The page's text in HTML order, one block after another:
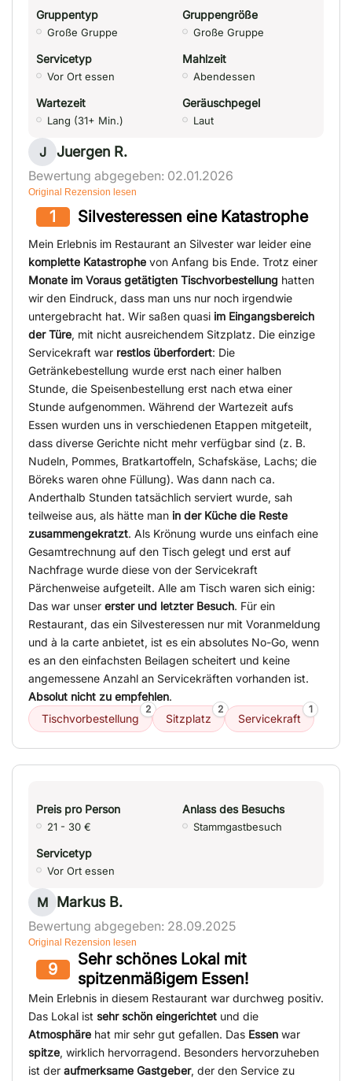
Gruppentyp
Große Gruppe
Gruppengröße
Große Gruppe
Servicetyp
Vor Ort essen
Mahlzeit
Abendessen
Wartezeit
Lang (31+ Min.)
Geräuschpegel
Laut
J Juergen R.
Bewertung abgegeben: 02.01.2026
Original Rezension lesen
1 Silvesteressen eine Katastrophe
Mein Erlebnis im Restaurant an Silvester war leider eine
komplette Katastrophe von Anfang bis Ende. Trotz einer
Monate im Voraus getätigten Tischvorbestellung hatten
wir den Eindruck, dass man uns nur noch irgendwie
untergebracht hat. Wir saßen quasi im Eingangsbereich
der Türe, mit nicht ausreichendem Sitzplatz. Die einzige
Servicekraft war restlos überfordert: Die
Getränkebestellung wurde erst nach einer halben
Stunde, die Speisenbestellung erst nach etwa einer
Stunde aufgenommen. Während der Wartezeit aufs
Essen wurden uns in verschiedenen Etappen mitgeteilt,
dass diverse Gerichte nicht mehr verfügbar sind (z. B.
Nudeln, Pommes, Bratkartoffeln, Schafskäse, Lachs; die
Böreks waren ohne Füllung). Was dann nach ca.
Anderthalb Stunden tatsächlich serviert wurde, sah
teilweise aus, als hätte man in der Küche die Reste
zusammengekratzt. Als Krönung wurde uns einfach eine
Gesamtrechnung auf den Tisch gelegt und erst auf
Nachfrage wurde diese von der Servicekraft
Pärchenweise aufgeteilt. Alle am Tisch waren sich einig:
Das war unser erster und letzter Besuch. Für ein
Restaurant, das ein Silvesteressen nur mit Voranmeldung
und à la carte anbietet, ist es ein absolutes No-Go, wenn
es an den einfachsten Beilagen scheitert und keine
angemessene Anzahl an Servicekräften vorhanden ist.
Absolut nicht zu empfehlen.
Tischvorbestellung
2
Sitzplatz
2
Servicekraft
1
Preis pro Person
21 - 30 €
Anlass des Besuchs
Stammgastbesuch
Servicetyp
Vor Ort essen
M Markus B.
Bewertung abgegeben: 28.09.2025
Original Rezension lesen
9
Sehr schönes Lokal mit
spitzenmäßigem Essen!
Mein Erlebnis in diesem Restaurant war durchweg positiv.
Das Lokal ist sehr schön eingerichtet und die
Atmosphäre hat mir sehr gut gefallen. Das Essen war
spitze, wirklich hervorragend. Besonders hervorzuheben
ist der aufmerksame Gastgeber, der den Service zu